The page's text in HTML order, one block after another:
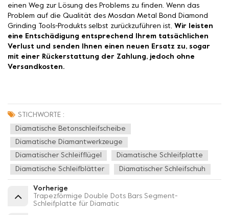
einen Weg zur Lösung des Problems zu finden. Wenn das
Problem auf die Qualität des Mosdan Metal Bond Diamond
Grinding Tools-Produkts selbst zurückzuführen ist, Wir leisten
eine Entschädigung entsprechend Ihrem tatsächlichen
Verlust und senden Ihnen einen neuen Ersatz zu, sogar
mit einer Rückerstattung der Zahlung, jedoch ohne
Versandkosten.
STICHWORTE :
Diamatische Betonschleifscheibe
Diamatische Diamantwerkzeuge
Diamatischer Schleifflügel
Diamatische Schleifplatte
Diamatische Schleifblätter Diamatischer Schleifschuh
Vorherige
Trapezförmige Double Dots Bars Segment-
Schleifplatte für Diamatic